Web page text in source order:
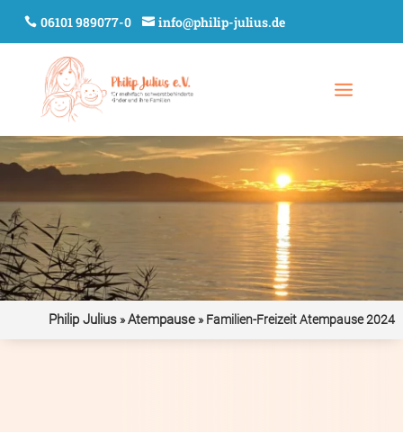
06101 989077-0 info@philip-julius.de
Philip Julius»Atempause»Familien-Freizeit Atempause 2024